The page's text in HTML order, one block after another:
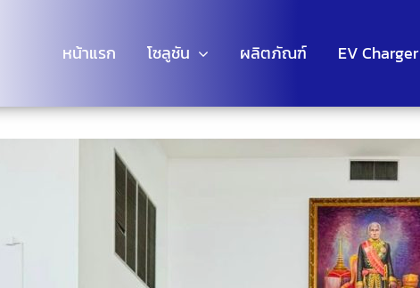
หน้าแรก โซลูชัน ผลิตภัณฑ์ EV Charger